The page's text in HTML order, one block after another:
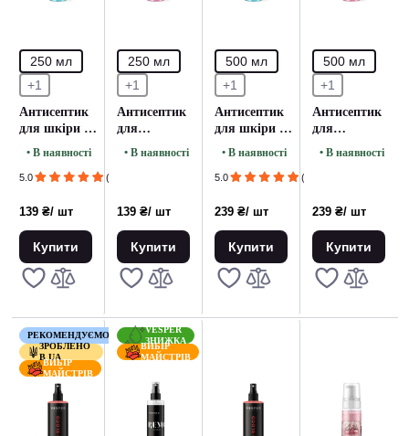
250 мл
+1
Антисептик
для шкіри та
рук VESPER
250 мл.
• В наявності
5.0 (1)
139 ₴/ шт
Купити
250 мл
+1
Антисептик
для
інструментів
250 мл.
• В наявності
139 ₴/ шт
Купити
500 мл
+1
Антисептик
для шкіри та
рук VESPER
500 мл.
• В наявності
5.0 (1)
239 ₴/ шт
Купити
500 мл
+1
Антисептик
для
інструментів
500 мл.
• В наявності
239 ₴/ шт
Купити
РЕКОМЕНДУЄМО
ЗРОБЛЕНО
В UA
ВИБІР
МАЙСТРІВ
VESPER
ЗНИЖКА
ВИБІР
МАЙСТРІВ